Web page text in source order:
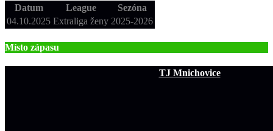
Datum League
Sezóna
04.10.2025 Extraliga ženy 2025-2026
Místo zápasu
TJ Mnichovice